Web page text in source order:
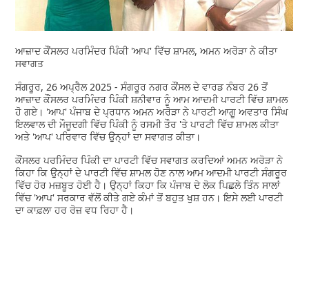
ਆਜ਼ਾਦ ਕੌਂਸਲਰ ਪਰਮਿੰਦਰ ਪਿੰਕੀ 'ਆਪ' ਵਿੱਚ ਸ਼ਾਮਲ, ਅਮਨ ਅਰੋੜਾ ਨੇ ਕੀਤਾ
ਸਵਾਗਤ
ਸੰਗਰੂਰ, 26 ਅਪ੍ਰੈਲ 2025 - ਸੰਗਰੂਰ ਨਗਰ ਕੌਂਸਲ ਦੇ ਵਾਰਡ ਨੰਬਰ 26 ਤੋਂ
ਆਜ਼ਾਦ ਕੌਂਸਲਰ ਪਰਮਿੰਦਰ ਪਿੰਕੀ ਸ਼ਨੀਵਾਰ ਨੂੰ ਆਮ ਆਦਮੀ ਪਾਰਟੀ ਵਿੱਚ ਸ਼ਾਮਲ
ਹੋ ਗਏ। 'ਆਪ' ਪੰਜਾਬ ਦੇ ਪ੍ਰਧਾਨ ਅਮਨ ਅਰੋੜਾ ਨੇ ਪਾਰਟੀ ਆਗੂ ਅਵਤਾਰ ਸਿੰਘ
ਇਲਵਾਲ ਦੀ ਮੌਜੂਦਗੀ ਵਿੱਚ ਪਿੰਕੀ ਨੂੰ ਰਸਮੀ ਤੌਰ 'ਤੇ ਪਾਰਟੀ ਵਿੱਚ ਸ਼ਾਮਲ ਕੀਤਾ
ਅਤੇ 'ਆਪ' ਪਰਿਵਾਰ ਵਿੱਚ ਉਨ੍ਹਾਂ ਦਾ ਸਵਾਗਤ ਕੀਤਾ।
ਕੌਂਸਲਰ ਪਰਮਿੰਦਰ ਪਿੰਕੀ ਦਾ ਪਾਰਟੀ ਵਿੱਚ ਸਵਾਗਤ ਕਰਦਿਆਂ ਅਮਨ ਅਰੋੜਾ ਨੇ
ਕਿਹਾ ਕਿ ਉਨ੍ਹਾਂ ਦੇ ਪਾਰਟੀ ਵਿੱਚ ਸ਼ਾਮਲ ਹੋਣ ਨਾਲ ਆਮ ਆਦਮੀ ਪਾਰਟੀ ਸੰਗਰੂਰ
ਵਿੱਚ ਹੋਰ ਮਜ਼ਬੂਤ ​​ਹੋਈ ਹੈ। ਉਨ੍ਹਾਂ ਕਿਹਾ ਕਿ ਪੰਜਾਬ ਦੇ ਲੋਕ ਪਿਛਲੇ ਤਿੰਨ ਸਾਲਾਂ
ਵਿੱਚ 'ਆਪ' ਸਰਕਾਰ ਵੱਲੋਂ ਕੀਤੇ ਗਏ ਕੰਮਾਂ ਤੋਂ ਬਹੁਤ ਖੁਸ਼ ਹਨ। ਇਸੇ ਲਈ ਪਾਰਟੀ
ਦਾ ਕਾਫ਼ਲਾ ਹਰ ਰੋਜ਼ ਵਧ ਰਿਹਾ ਹੈ।